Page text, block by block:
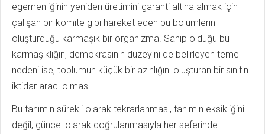
egemenliğinin yeniden üretimini garanti altına almak için
çalışan bir komite gibi hareket eden bu bölümlerin
oluşturduğu karmaşık bir organizma. Sahip olduğu bu
karmaşıklığın, demokrasinin düzeyini de belirleyen temel
nedeni ise, toplumun küçük bir azınlığını oluşturan bir sınıfın
iktidar aracı olması.
Bu tanımın sürekli olarak tekrarlanması, tanımın eksikliğini
değil, güncel olarak doğrulanmasıyla her seferinde